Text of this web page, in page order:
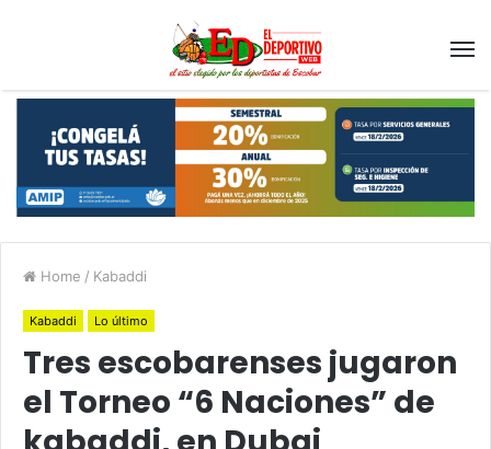
Home / Kabaddi
Kabaddi Lo último
Tres escobarenses jugaron
el Torneo “6 Naciones” de